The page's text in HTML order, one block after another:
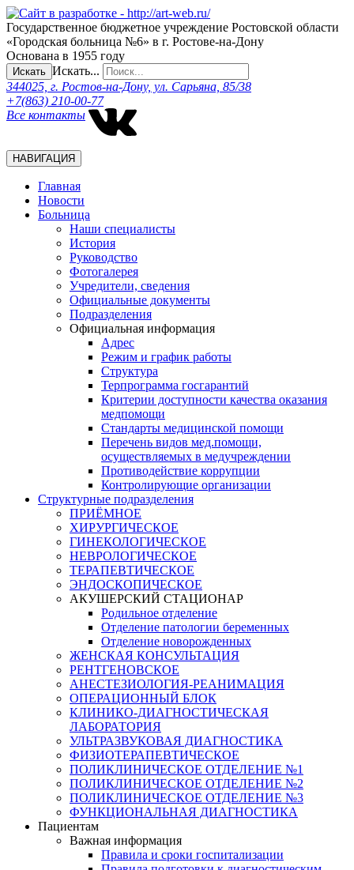
Государственное бюджетное учреждение Ростовской области
«Городская больница №6» в г. Ростове-на-Дону
Основана в 1955 году
Искать Искать...
344025, г. Ростов-на-Дону, ул. Сарьяна, 85/38
+7(863) 210-00-77
Все контакты
НАВИГАЦИЯ
Главная
Новости
Больница
Наши специалисты
История
Руководство
Фотогалерея
Учредители, сведения
Официальные документы
Подразделения
Официальная информация
Адрес
Режим и график работы
Структура
Терпрограмма госгарантий
Критерии доступности качества оказания
медпомощи
​Стандарты медицинской помощи
Перечень видов мед.помощи,
осуществляемых в медучреждении
Противодействие коррупции
Контролирующие организации
Структурные подразделения
ПРИЁМНОЕ
ХИРУРГИЧЕСКОЕ
ГИНЕКОЛОГИЧЕСКОЕ
НЕВРОЛОГИЧЕСКОЕ
ТЕРАПЕВТИЧЕСКОЕ
ЭНДОСКОПИЧЕСКОЕ
АКУШЕРСКИЙ СТАЦИОНАР
Родильное отделение
Отделение патологии беременных
Отделение новорожденных
ЖЕНСКАЯ КОНСУЛЬТАЦИЯ
РЕНТГЕНОВСКОЕ
АНЕСТЕЗИОЛОГИЯ-РЕАНИМАЦИЯ
ОПЕРАЦИОННЫЙ БЛОК
КЛИНИКО-ДИАГНОСТИЧЕСКАЯ
ЛАБОРАТОРИЯ
УЛЬТРАЗВУКОВАЯ ДИАГНОСТИКА
ФИЗИОТЕРАПЕВТИЧЕСКОЕ
ПОЛИКЛИНИЧЕСКОЕ ОТДЕЛЕНИЕ №1
ПОЛИКЛИНИЧЕСКОЕ ОТДЕЛЕНИЕ №2
ПОЛИКЛИНИЧЕСКОЕ ОТДЕЛЕНИЕ №3
ФУНКЦИОНАЛЬНАЯ ДИАГНОСТИКА
Пациентам
Важная информация
Правила и сроки госпитализации